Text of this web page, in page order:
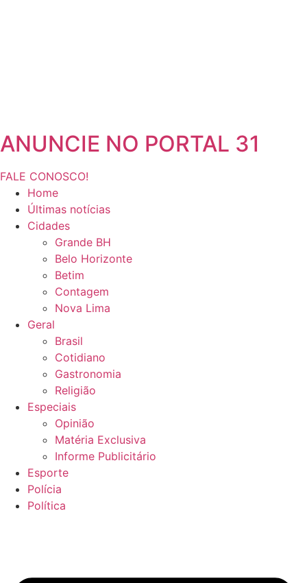
ANUNCIE NO PORTAL 31
FALE CONOSCO!
Home
Últimas notícias
Cidades
Grande BH
Belo Horizonte
Betim
Contagem
Nova Lima
Geral
Brasil
Cotidiano
Gastronomia
Religião
Especiais
Opinião
Matéria Exclusiva
Informe Publicitário
Esporte
Polícia
Política